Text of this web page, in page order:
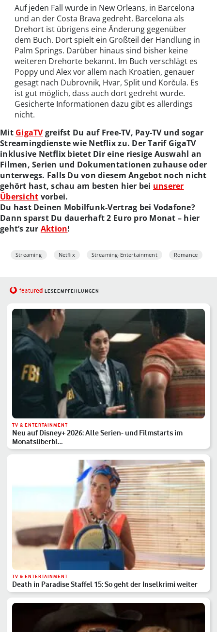
Auf jeden Fall wurde in New Orleans, in Barcelona
und an der Costa Brava gedreht. Barcelona als
Drehort ist übrigens eine Änderung gegenüber
dem Buch. Dort spielt ein Großteil der Handlung in
Palm Springs. Darüber hinaus sind bisher keine
weiteren Drehorte bekannt. Im Buch verschlägt es
Poppy und Alex vor allem nach Kroatien, genauer
gesagt nach Dubrovnik, Hvar, Split und Korčula. Es
ist gut möglich, dass auch dort gedreht wurde.
Gesicherte Informationen dazu gibt es allerdings
nicht.
Mit GigaTVgreifst Du auf Free-TV, Pay-TV und sogar
Streamingdienste wie Netflix zu. Der Tarif GigaTV
inklusive Netflix bietet Dir eine riesige Auswahl an
Filmen, Serien und Dokumentationen zuhause oder
unterwegs. Falls Du von diesem Angebot noch nicht
gehört hast, schau am besten hier bei unserer
Übersicht vorbei.
Du hast Deinen Mobilfunk-Vertrag bei Vodafone?
Dann sparst Du dauerhaft 2 Euro pro Monat – hier
geht’s zur Aktion!
Streaming Netflix Streaming-Entertainment Romance
featured LESEEMPFEHLUNGEN
TV & ENTERTAINMENT
Neu auf Disney+ 2026: Alle Serien- und Filmstarts im
Monatsüberbl…
TV & ENTERTAINMENT
Death in Paradise Staffel 15: So geht der Inselkrimi weiter